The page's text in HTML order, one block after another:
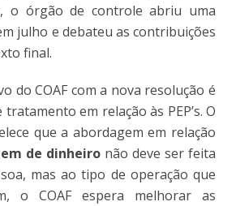
o órgão de controle abriu uma
julho e debateu as contribuições
final.
do COAF com a nova resolução é
em relação às PEP’s. O
que a abordagem em relação
de dinheiro não deve ser feita
mas ao tipo de operação que
o COAF espera melhorar as